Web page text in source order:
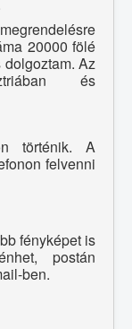
20000 fölé
Az
és
történik. A
felvenni
fényképet is
postán
ben.